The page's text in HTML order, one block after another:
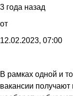
3 года назад
от
12.02.2023, 07:00
В рамках одной и
вакансии получают